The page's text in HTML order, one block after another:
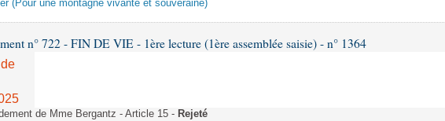
(Pour une montagne vivante et souveraine)
n° 722 - FIN DE VIE - 1ère lecture (1ère assemblée saisie) - n° 1364
de Mme Bergantz - Article 15 - Rejeté